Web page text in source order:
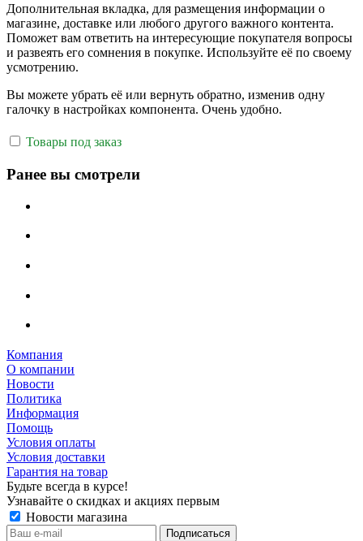
Дополнительная вкладка, для размещения информации о
магазине, доставке или любого другого важного контента.
Поможет вам ответить на интересующие покупателя вопросы
и развеять его сомнения в покупке. Используйте её по своему
усмотрению.
Вы можете убрать её или вернуть обратно, изменив одну
галочку в настройках компонента. Очень удобно.
Товары под заказ
Ранее вы смотрели
Компания
О компании
Новости
Политика
Информация
Помощь
Условия оплаты
Условия доставки
Гарантия на товар
Будьте всегда в курсе!
Узнавайте о скидках и акциях первым
Новости магазина